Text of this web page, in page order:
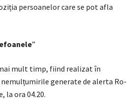
persoanelor care se pot afla
”
mult timp, fiind realizat în
generate de alerta Ro-
la ora 04.20.